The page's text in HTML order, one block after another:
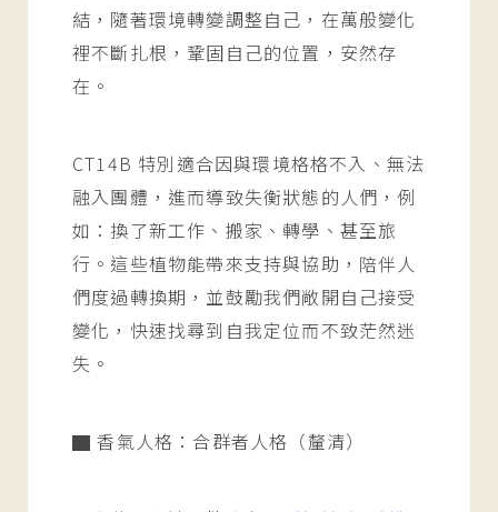
結，隨著環境轉變調整自己，在萬般變化
裡不斷扎根，鞏固自己的位置，安然存
在。
CT14B 特別適合因與環境格格不入、無法
融入團體，進而導致失衡狀態的人們，例
如：換了新工作、搬家、轉學、甚至旅
行。這些植物能帶來支持與協助，陪伴人
們度過轉換期，並鼓勵我們敞開自己接受
變化，快速找尋到自我定位而不致茫然迷
失。
▇ 香氣人格：合群者人格（釐清）